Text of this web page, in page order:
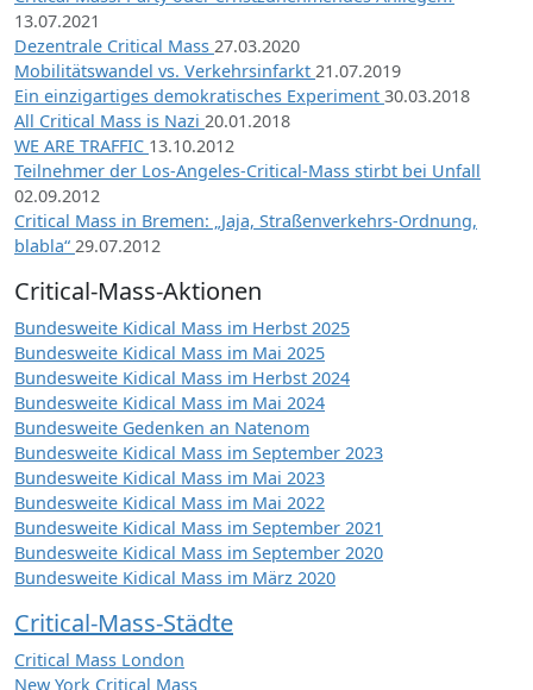
13.07.2021
Dezentrale Critical Mass 27.03.2020
Mobilitätswandel vs. Verkehrsinfarkt 21.07.2019
Ein einzigartiges demokratisches Experiment 30.03.2018
All Critical Mass is Nazi 20.01.2018
WE ARE TRAFFIC 13.10.2012
Teilnehmer der Los-Angeles-Critical-Mass stirbt bei Unfall
02.09.2012
Critical Mass in Bremen: „Jaja, Straßenverkehrs-Ordnung,
blabla“ 29.07.2012
Critical-Mass-Aktionen
Bundesweite Kidical Mass im Herbst 2025
Bundesweite Kidical Mass im Mai 2025
Bundesweite Kidical Mass im Herbst 2024
Bundesweite Kidical Mass im Mai 2024
Bundesweite Gedenken an Natenom
Bundesweite Kidical Mass im September 2023
Bundesweite Kidical Mass im Mai 2023
Bundesweite Kidical Mass im Mai 2022
Bundesweite Kidical Mass im September 2021
Bundesweite Kidical Mass im September 2020
Bundesweite Kidical Mass im März 2020
Critical-Mass-Städte
Critical Mass London
New York Critical Mass